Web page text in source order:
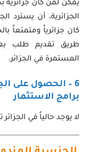
الجزائرية، أن
كان جزائرياً ومتمتعاً
المستمرة في الجزائر.
6 – الحصول على الجنسية الجزائرية
برامج الاستثمار
لا يوجد حالياً في